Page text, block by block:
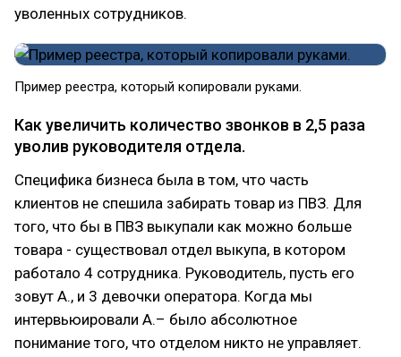
уволенных сотрудников.
Пример реестра, который копировали руками.
Как увеличить количество звонков в 2,5 раза
уволив руководителя отдела.
Специфика бизнеса была в том, что часть
клиентов не спешила забирать товар из ПВЗ. Для
того, что бы в ПВЗ выкупали как можно больше
товара - существовал отдел выкупа, в котором
работало 4 сотрудника. Руководитель, пусть его
зовут А., и 3 девочки оператора. Когда мы
интервьюировали А.– было абсолютное
понимание того, что отделом никто не управляет.